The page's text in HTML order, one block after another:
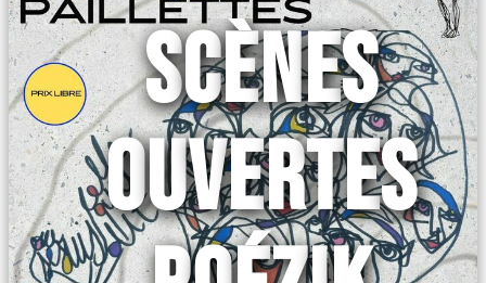
SCÈNES
OUVERTES